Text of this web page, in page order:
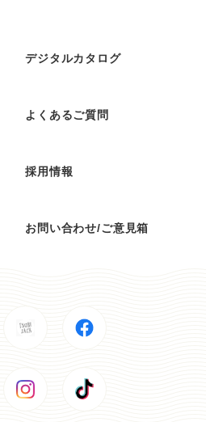
デジタルカタログ
よくあるご質問
採用情報
お問い合わせ/ご意見箱